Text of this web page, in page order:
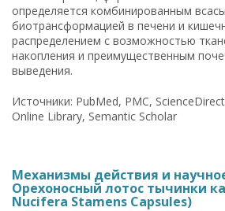
определяется комбинированным
биотрансформацией в печени и
распределением с возможностью
накопления и преимущественным
выведения.
Источники: PubMed, PMC,
Online Library, Semantic Scholar
Механизмы действия и
Орехоносный лотос тычинки
Nucifera Stamens Capsules)